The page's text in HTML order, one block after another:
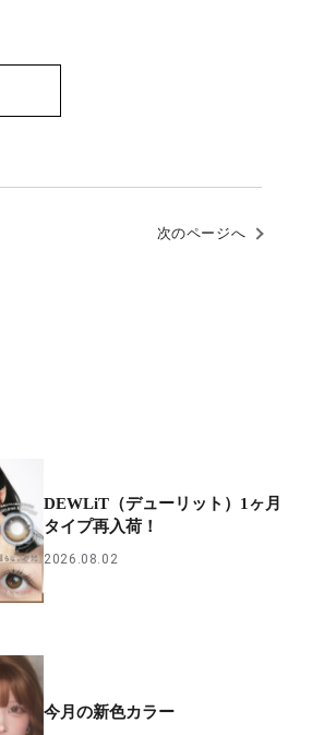
次のページへ
DEWLiT（デューリット）1ヶ月
タイプ再入荷！
2026.08.02
今月の新色カラー